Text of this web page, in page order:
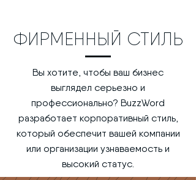
ФИРМЕННЫЙ СТИЛЬ
Вы хотите, чтобы ваш бизнес
выглядел серьезно и
профессионально? BuzzWord
разработает корпоративный стиль,
который обеспечит вашей компании
или организации узнаваемость и
высокий статус.